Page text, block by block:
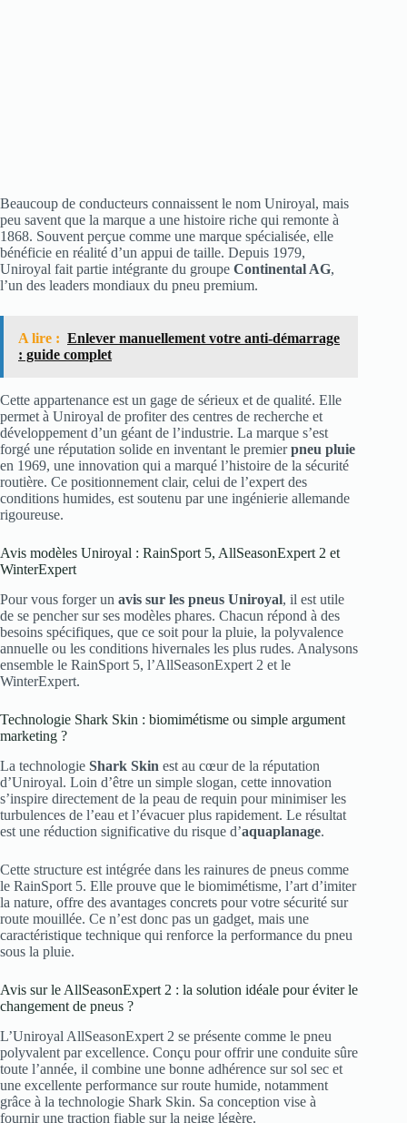
Beaucoup de conducteurs connaissent le nom Uniroyal, mais
peu savent que la marque a une histoire riche qui remonte à
1868. Souvent perçue comme une marque spécialisée, elle
bénéficie en réalité d’un appui de taille. Depuis 1979,
Uniroyal fait partie intégrante du groupe Continental AG,
l’un des leaders mondiaux du pneu premium.
A lire : Enlever manuellement votre anti-démarrage
: guide complet
Cette appartenance est un gage de sérieux et de qualité. Elle
permet à Uniroyal de profiter des centres de recherche et
développement d’un géant de l’industrie. La marque s’est
forgé une réputation solide en inventant le premierpneu pluie
en 1969, une innovation qui a marqué l’histoire de la sécurité
routière. Ce positionnement clair, celui de l’expert des
conditions humides, est soutenu par une ingénierie allemande
rigoureuse.
Avis modèles Uniroyal : RainSport 5, AllSeasonExpert 2 et
WinterExpert
Pour vous forger un avis sur les pneus Uniroyal, il est utile
de se pencher sur ses modèles phares. Chacun répond à des
besoins spécifiques, que ce soit pour la pluie, la polyvalence
annuelle ou les conditions hivernales les plus rudes. Analysons
ensemble le RainSport 5, l’AllSeasonExpert 2 et le
WinterExpert.
Technologie Shark Skin : biomimétisme ou simple argument
marketing ?
La technologie Shark Skin est au cœur de la réputation
d’Uniroyal. Loin d’être un simple slogan, cette innovation
s’inspire directement de la peau de requin pour minimiser les
turbulences de l’eau et l’évacuer plus rapidement. Le résultat
est une réduction significative du risque d’aquaplanage.
Cette structure est intégrée dans les rainures de pneus comme
le RainSport 5. Elle prouve que le biomimétisme, l’art d’imiter
la nature, offre des avantages concrets pour votre sécurité sur
route mouillée. Ce n’est donc pas un gadget, mais une
caractéristique technique qui renforce la performance du pneu
sous la pluie.
Avis sur le AllSeasonExpert 2 : la solution idéale pour éviter le
changement de pneus ?
L’Uniroyal AllSeasonExpert 2 se présente comme le pneu
polyvalent par excellence. Conçu pour offrir une conduite sûre
toute l’année, il combine une bonne adhérence sur sol sec et
une excellente performance sur route humide, notamment
grâce à la technologie Shark Skin. Sa conception vise à
fournir une traction fiable sur la neige légère.